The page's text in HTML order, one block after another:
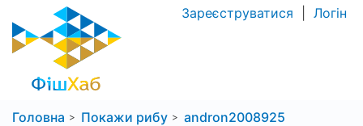
Зареєструватися Логін
Головна Покажи рибу andron2008925